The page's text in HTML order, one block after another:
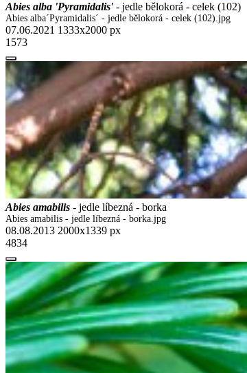
Abies alba 'Pyramidalis' - jedle bělokorá - celek (102)
Abies alba´Pyramidalis´ - jedle bělokorá - celek (102).jpg
07.06.2021 1333x2000 px
1573
Abies amabilis - jedle líbezná - borka
Abies amabilis - jedle líbezná - borka.jpg
08.08.2013 2000x1339 px
4834